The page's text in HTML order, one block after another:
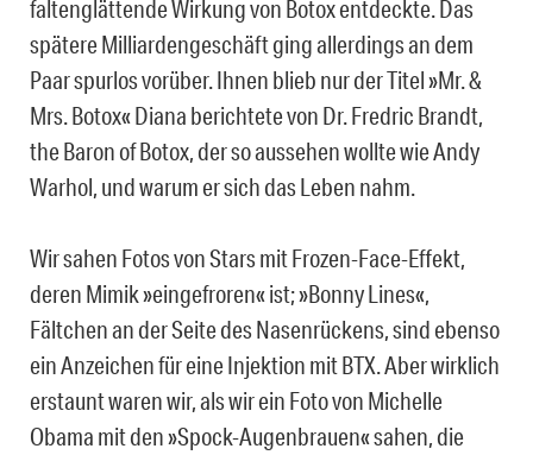
faltenglättende Wirkung von Botox entdeckte. Das
spätere Milliardengeschäft ging allerdings an dem
Paar spurlos vorüber. Ihnen blieb nur der Titel »Mr. &
Mrs. Botox« Diana berichtete von Dr. Fredric Brandt,
the Baron of Botox, der so aussehen wollte wie Andy
Warhol, und warum er sich das Leben nahm.
Wir sahen Fotos von Stars mit Frozen-Face-Effekt,
deren Mimik »eingefroren« ist; »Bonny Lines«,
Fältchen an der Seite des Nasenrückens, sind ebenso
ein Anzeichen für eine Injektion mit BTX. Aber wirklich
erstaunt waren wir, als wir ein Foto von Michelle
Obama mit den »Spock-Augenbrauen« sahen, die